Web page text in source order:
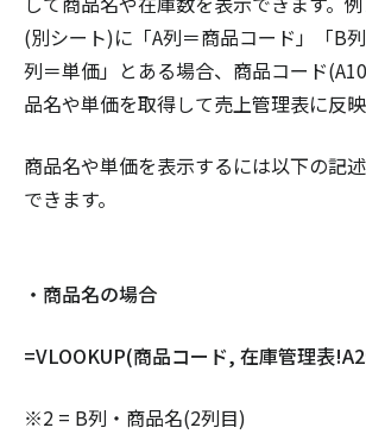
(別シート)に「A列＝商品コード」「B
列＝単価」とある場合、商品コード
品名や単価を取得して売上管理表に反映
商品名や単価を表示するには以下の記
できます。
・商品名の場合
=VLOOKUP(商品コード, 在庫管理表
※2 = B列・商品名(2列目)